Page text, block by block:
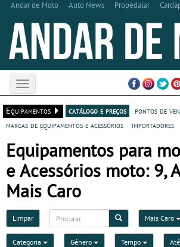
Andar de Moto Auto News Propedalar
Toggle
navigation
Equipamentos
catálogo e preços
pontos de
marcas de equipamentos e acessórios
importadores
Equipamentos para
e Acessórios moto: 9,
Mais Caro
Limpar Mais Caro
Categoria Género Tempo